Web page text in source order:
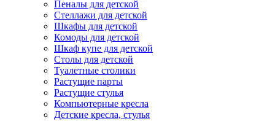
Пеналы для детской
Стеллажи для детской
Шкафы для детской
Комоды для детской
Шкаф купе для детской
Столы для детской
Туалетные столики
Растущие парты
Растущие стулья
Компьютерные кресла
Детские кресла, стулья